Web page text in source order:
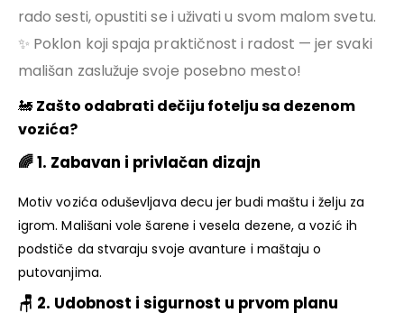
rado sesti, opustiti se i uživati u svom malom svetu.
✨ Poklon koji spaja praktičnost i radost — jer svaki
mališan zaslužuje svoje posebno mesto!
🚂 Zašto odabrati dečiju fotelju sa dezenom
vozića?
🌈1. Zabavan i privlačan dizajn
Motiv vozića oduševljava decu jer budi maštu i želju za
igrom. Mališani vole šarene i vesela dezene, a vozić ih
podstiče da stvaraju svoje avanture i maštaju o
putovanjima.
🪑 2. Udobnost i sigurnost u prvom planu